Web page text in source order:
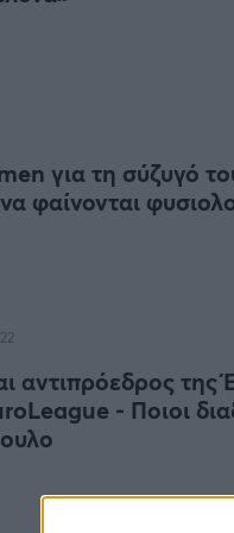
για τη σύζυγό
φαίνονται
αντιπρόεδρος της
- Ποιοι